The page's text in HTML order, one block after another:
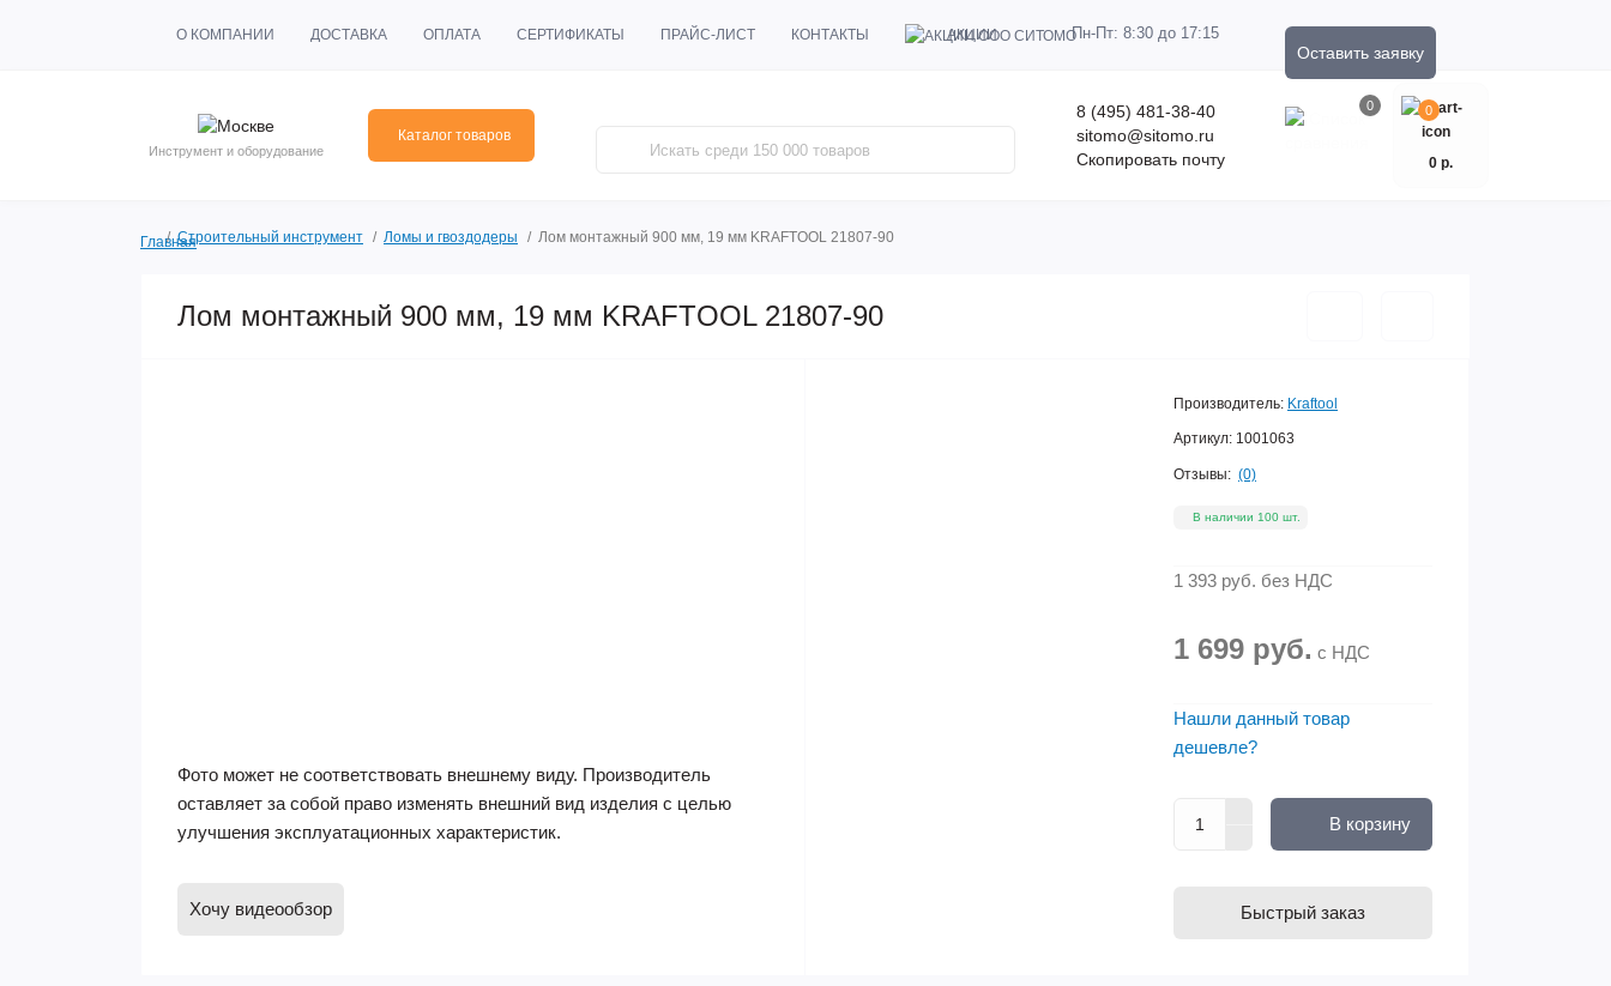
О КОМПАНИИ ДОСТАВКА ОПЛАТА СЕРТИФИКАТЫ ПРАЙС-ЛИСТ КОНТАКТЫ АКЦИИ Пн-Пт: 8:30 до 17:15
Оставить заявку
Инструмент и оборудование
Каталог товаров
8 (495) 481-38-40
sitomo@sitomo.ru
Скопировать почту
0 0
0 р.
ГлавнаяСтроительный инструмент Ломы и гвоздодеры Лом монтажный 900 мм, 19 мм KRAFTOOL 21807-90
Лом монтажный 900 мм, 19 мм KRAFTOOL 21807-90
Фото может не соответствовать внешнему виду. Производитель
оставляет за собой право изменять внешний вид изделия с целью
улучшения эксплуатационных характеристик.
Хочу видеообзор
Производитель: Kraftool
Артикул: 1001063
Отзывы: (0)
В наличии 100 шт.
1 393 руб. без НДС
1 699 руб. с НДС
Нашли данный товар
дешевле?
В корзину
Быстрый заказ